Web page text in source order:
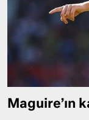
Maguire’ın